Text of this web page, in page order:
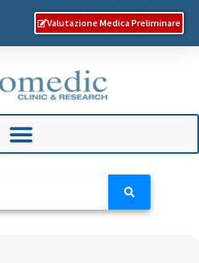
Valutazione Medica Preliminare